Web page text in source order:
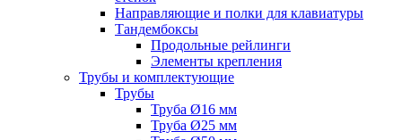
Направляющие и полки для клавиатуры
Тандембоксы
Продольные рейлинги
Элементы крепления
Трубы и комплектующие
Трубы
Труба Ø16 мм
Труба Ø25 мм